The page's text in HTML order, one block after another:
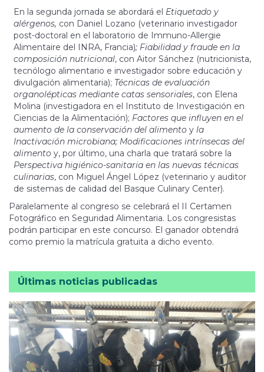
En la segunda jornada se abordará el Etiquetado y
alérgenos, con Daniel Lozano (veterinario investigador
post-doctoral en el laboratorio de Immuno-Allergie
Alimentaire del INRA, Francia); Fiabilidad y fraude en la
composición nutricional, con Aitor Sánchez (nutricionista,
tecnólogo alimentario e investigador sobre educación y
divulgación alimentaria); Técnicas de evaluación
organolépticas mediante catas sensoriales, con Elena
Molina (investigadora en el Instituto de Investigación en
Ciencias de la Alimentación); Factores que influyen en el
aumento de la conservación del alimentoy la
Inactivación microbiana; Modificaciones intrínsecas del
alimento y, por último, una charla que tratará sobre la
Perspectiva higiénico-sanitaria en las nuevas técnicas
culinarias, con Miguel Ángel López (veterinario y auditor
de sistemas de calidad del Basque Culinary Center).
Paralelamente al congreso se celebrará el II Certamen
Fotográfico en Seguridad Alimentaria. Los congresistas
podrán participar en este concurso. El ganador obtendrá
como premio la matrícula gratuita a dicho evento.
Últimas noticias publicadas